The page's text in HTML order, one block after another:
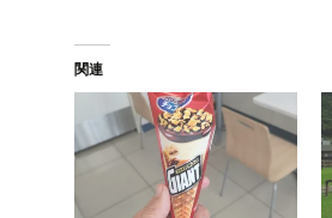
関連